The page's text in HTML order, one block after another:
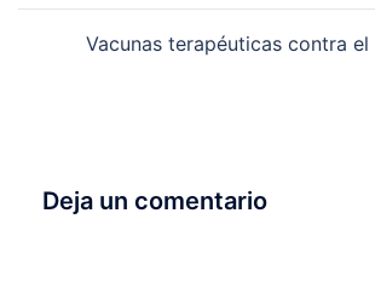
Vacunas terapéuticas contra el
Deja un comentario